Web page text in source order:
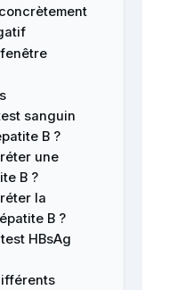
sanguin
B ?
une
B ?
la
B ?
HBsAg